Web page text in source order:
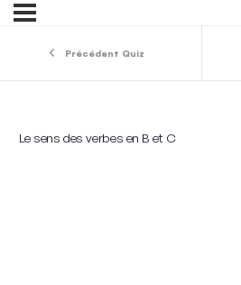
Précédent Quiz
Le sens des verbes en B et C